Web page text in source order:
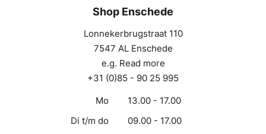
Shop Enschede
Lonnekerbrugstraat 110
7547 AL Enschede
e.g. Read more
+31 (0)85 - 90 25 995
Mo
13.00 - 17.00
Di t/m do
09.00 - 17.00